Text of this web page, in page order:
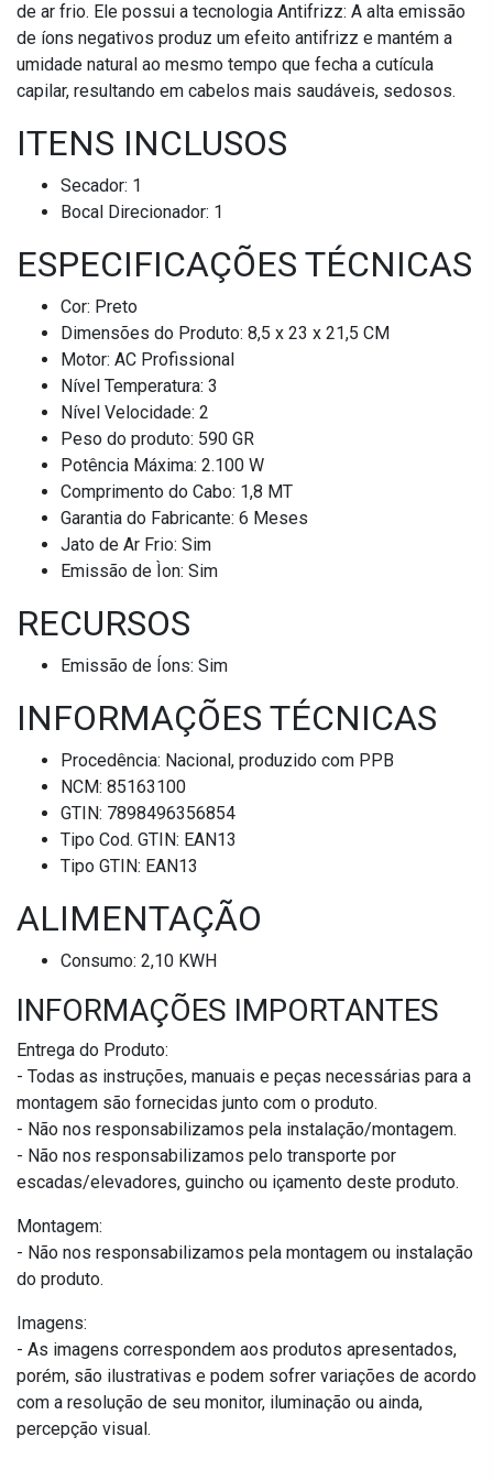
de ar frio. Ele possui a tecnologia Antifrizz: A alta emissão
de íons negativos produz um efeito antifrizz e mantém a
umidade natural ao mesmo tempo que fecha a cutícula
capilar, resultando em cabelos mais saudáveis, sedosos.
ITENS INCLUSOS
Secador: 1
Bocal Direcionador: 1
ESPECIFICAÇÕES TÉCNICAS
Cor: Preto
Dimensões do Produto: 8,5 x 23 x 21,5 CM
Motor: AC Profissional
Nível Temperatura: 3
Nível Velocidade: 2
Peso do produto: 590 GR
Potência Máxima: 2.100 W
Comprimento do Cabo: 1,8 MT
Garantia do Fabricante: 6 Meses
Jato de Ar Frio: Sim
Emissão de Ìon: Sim
RECURSOS
Emissão de Íons: Sim
INFORMAÇÕES TÉCNICAS
Procedência: Nacional, produzido com PPB
NCM: 85163100
GTIN: 7898496356854
Tipo Cod. GTIN: EAN13
Tipo GTIN: EAN13
ALIMENTAÇÃO
Consumo: 2,10 KWH
INFORMAÇÕES IMPORTANTES
Entrega do Produto:
- Todas as instruções, manuais e peças necessárias para a
montagem são fornecidas junto com o produto.
- Não nos responsabilizamos pela instalação/montagem.
- Não nos responsabilizamos pelo transporte por
escadas/elevadores, guincho ou içamento deste produto.
Montagem:
- Não nos responsabilizamos pela montagem ou instalação
do produto.
Imagens:
- As imagens correspondem aos produtos apresentados,
porém, são ilustrativas e podem sofrer variações de acordo
com a resolução de seu monitor, iluminação ou ainda,
percepção visual.